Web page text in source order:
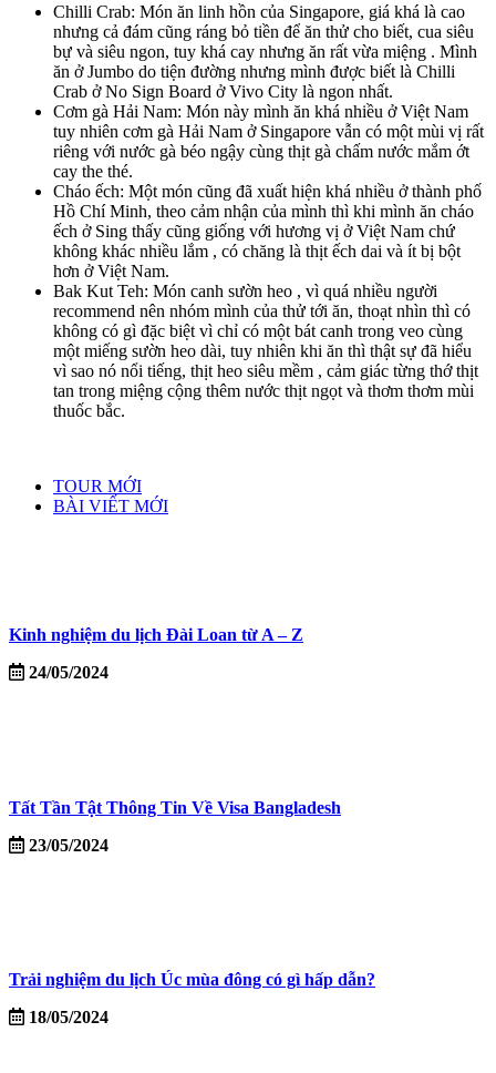
Chilli Crab: Món ăn linh hồn của Singapore, giá khá là cao
nhưng cả đám cũng ráng bỏ tiền để ăn thử cho biết, cua siêu
bự và siêu ngon, tuy khá cay nhưng ăn rất vừa miệng . Mình
ăn ở Jumbo do tiện đường nhưng mình được biết là Chilli
Crab ở No Sign Board ở Vivo City là ngon nhất.
Cơm gà Hải Nam: Món này mình ăn khá nhiều ở Việt Nam
tuy nhiên cơm gà Hải Nam ở Singapore vẫn có một mùi vị rất
riêng với nước gà béo ngậy cùng thịt gà chấm nước mắm ớt
cay the thé.
Cháo ếch: Một món cũng đã xuất hiện khá nhiều ở thành phố
Hồ Chí Minh, theo cảm nhận của mình thì khi mình ăn cháo
ếch ở Sing thấy cũng giống với hương vị ở Việt Nam chứ
không khác nhiều lắm , có chăng là thịt ếch dai và ít bị bột
hơn ở Việt Nam.
Bak Kut Teh: Món canh sườn heo , vì quá nhiều người
recommend nên nhóm mình của thử tới ăn, thoạt nhìn thì có
không có gì đặc biệt vì chỉ có một bát canh trong veo cùng
một miếng sườn heo dài, tuy nhiên khi ăn thì thật sự đã hiểu
vì sao nó nổi tiếng, thịt heo siêu mềm , cảm giác từng thớ thịt
tan trong miệng cộng thêm nước thịt ngọt và thơm thơm mùi
thuốc bắc.
TOUR MỚI
BÀI VIẾT MỚI
Kinh nghiệm du lịch Đài Loan từ A – Z
24/05/2024
Tất Tần Tật Thông Tin Về Visa Bangladesh
23/05/2024
Trải nghiệm du lịch Úc mùa đông có gì hấp dẫn?
18/05/2024